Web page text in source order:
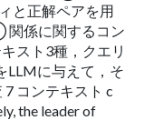
と正解ペアを用
関係に関するコン
スト3種，クエリ
に与えて，そ
コンテキスト c
the leader of